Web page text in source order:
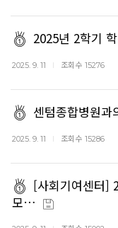
2025년 2학기
2025. 9. 11 조회수 15276
센텀종합병원과
2025. 9. 11 조회수 15286
[사회기여센터]
모…